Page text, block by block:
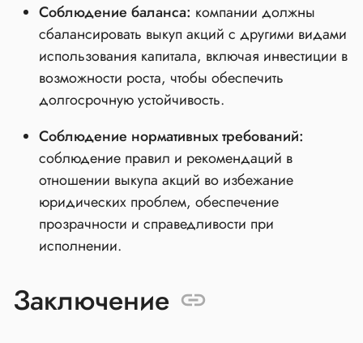
Соблюдение баланса: компании должны
сбалансировать выкуп акций с другими видами
использования капитала, включая инвестиции в
возможности роста, чтобы обеспечить
долгосрочную устойчивость.
Соблюдение нормативных требований:
соблюдение правил и рекомендаций в
отношении выкупа акций во избежание
юридических проблем, обеспечение
прозрачности и справедливости при
исполнении.
Заключение